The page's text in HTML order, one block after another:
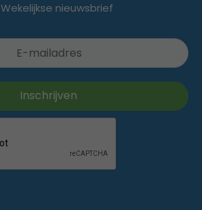
Wekelijkse nieuwsbrief